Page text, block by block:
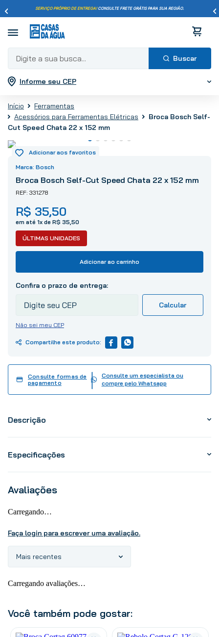
SERVIÇO PRÓPRIO DE ENTREGA!CONSULTE FRETE GRÁTIS PARA SUA REGIÃO.
Digite a sua busca...
Informe seu CEP
Ferramentas
Acessórios para Ferramentas Elétricas
Broca Bosch Self-
Cut Speed Chata 22 x 152 mm
Bosch
Broca Bosch Self-Cut Speed Chata 22 x 152 mm
331278
R$ 35,50
em até 1x de R$ 35 50
ÚLTIMAS UNIDADES
Adicionar ao carrinho
Não sei meu CEP
Consulte formas de
pagamento
Consulte um especialista ou
compre pelo Whatsapp
Descrição
Especificações
Avaliações
Carregando…
Faça login para escrever uma avaliação.
Mais recentes
Carregando avaliações…
Você também pode gostar:
Termos mais buscados
porcelanato
3º
piso
5
º
vaso sanitário
6º
torneira
7º
cimento
8º
chuveiro
9º
telha
10º tinta